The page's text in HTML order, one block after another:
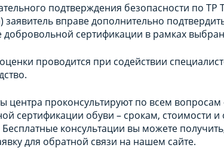
подтверждения безопасности по ТР
заявитель вправе дополнительно
добровольной сертификации в рамках
проводится при содействии
центра проконсультируют по всем
сертификации обуви – срокам, стоимости
консультации вы можете
для обратной связи на нашем сайте.